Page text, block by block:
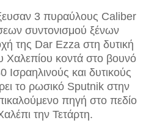
3 πυραύλους Caliber
συντονισμού ξένων
της Dar Ezza στη δυτική
Χαλεπίου κοντά στο βουνό
Iσραηλινούς και δυτικούς
το ρωσικό Sputnik στην
πηγή στο πεδίο
την Τετάρτη.